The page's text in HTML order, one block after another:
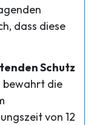
dass diese
Schutz
bewahrt die
von 12